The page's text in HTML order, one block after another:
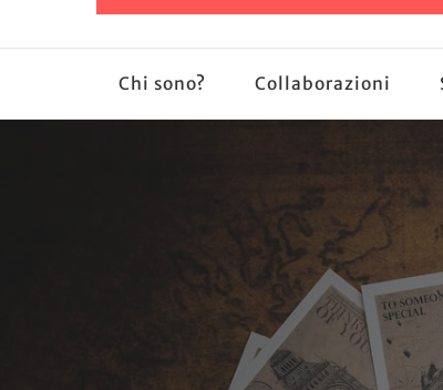
Chi sono? Collaborazioni